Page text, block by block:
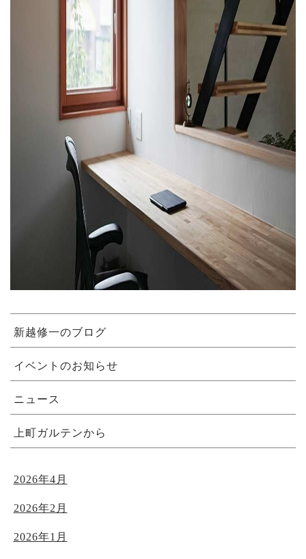
新越修一のブログ
イベントのお知らせ
ニュース
上町ガルテンから
2026年4月
2026年2月
2026年1月